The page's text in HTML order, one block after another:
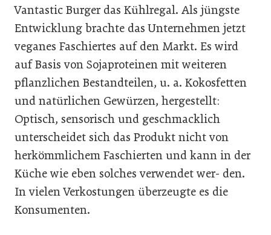
Vantastic Burger das Kühlregal. Als jüngste
Entwicklung brachte das Unternehmen jetzt
veganes Faschiertes auf den Markt. Es wird
auf Basis von Sojaproteinen mit weiteren
pflanzlichen Bestandteilen, u. a. Kokosfetten
und natürlichen Gewürzen, hergestellt:
Optisch, sensorisch und geschmacklich
unterscheidet sich das Produkt nicht von
herkömmlichem Faschierten und kann in der
Küche wie eben solches verwendet wer- den.
In vielen Verkostungen überzeugte es die
Konsumenten.